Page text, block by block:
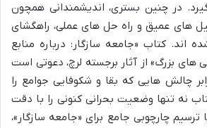
در چنین بستری، اندیشمندانی همچون
های عمیق و راه حل های عملی، راهگشای
اند. کتاب «جامعه سازگار: درباره منابع
های بزرگ» از آثار برجسته لرچ، دعوتی است
چالش هایی که بقا و شکوفایی جوامع را
نه تنها وضعیت بحرانی کنونی را با دقت
چارچوبی جامع برای «جامعه سازگار»،